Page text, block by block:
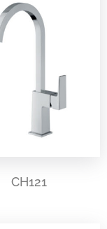
CH121